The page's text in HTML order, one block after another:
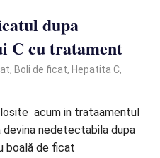
dupa
C cu tratament
, Boli de ficat, Hepatita C,
acum in trataamentul
nedetectabila dupa
boală de ficat